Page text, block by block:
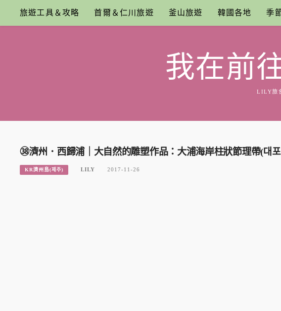
content
旅遊工具＆攻略 首爾＆仁川旅遊 釜山旅遊 韓國各地 季
我在前
LILY旅
㊳濟州．西歸浦｜大自然的雕塑作品：大浦海岸柱狀節理帶(대
KR濟州島(제주) LILY 2017-11-26